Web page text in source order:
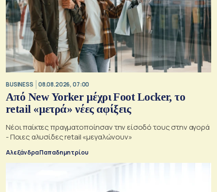
BUSINESS 08.08.2026, 07:00
Από New Yorker μέχρι Foot Locker, το
retail «μετρά» νέες αφίξεις
Νέοι παίκτες πραγματοποίησαν την είσοδό τους στην αγορά
- Ποιες αλυσίδες retail «μεγαλώνουν»
Αλεξάνδρα Παπαδημητρίου